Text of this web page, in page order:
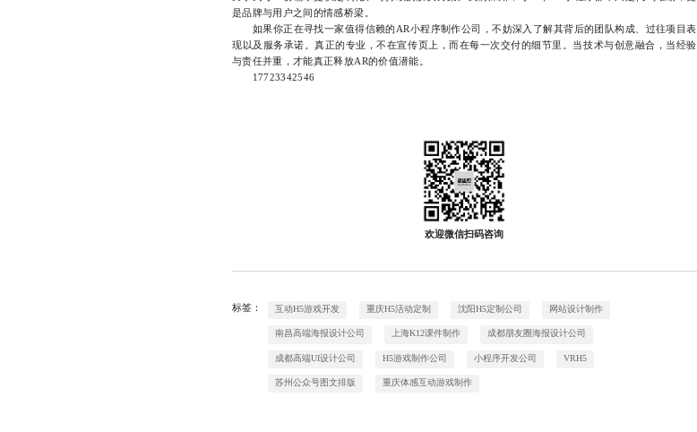
是品牌与用户之间的情感桥梁。
如果你正在寻找一家值得信赖的AR小程序制作公司，不妨深入了解其背后的团队构成、过往项目表
现以及服务承诺。真正的专业，不在宣传页上，而在每一次交付的细节里。当技术与创意融合，当经验
与责任并重，才能真正释放AR的价值潜能。
17723342546
欢迎微信扫码咨询
标签： 互动H5游戏开发 重庆H5活动定制 沈阳H5定制公司 网站设计制作
南昌高端海报设计公司 上海K12课件制作 成都朋友圈海报设计公司
成都高端UI设计公司 H5游戏制作公司 小程序开发公司 VRH5
苏州公众号图文排版 重庆体感互动游戏制作